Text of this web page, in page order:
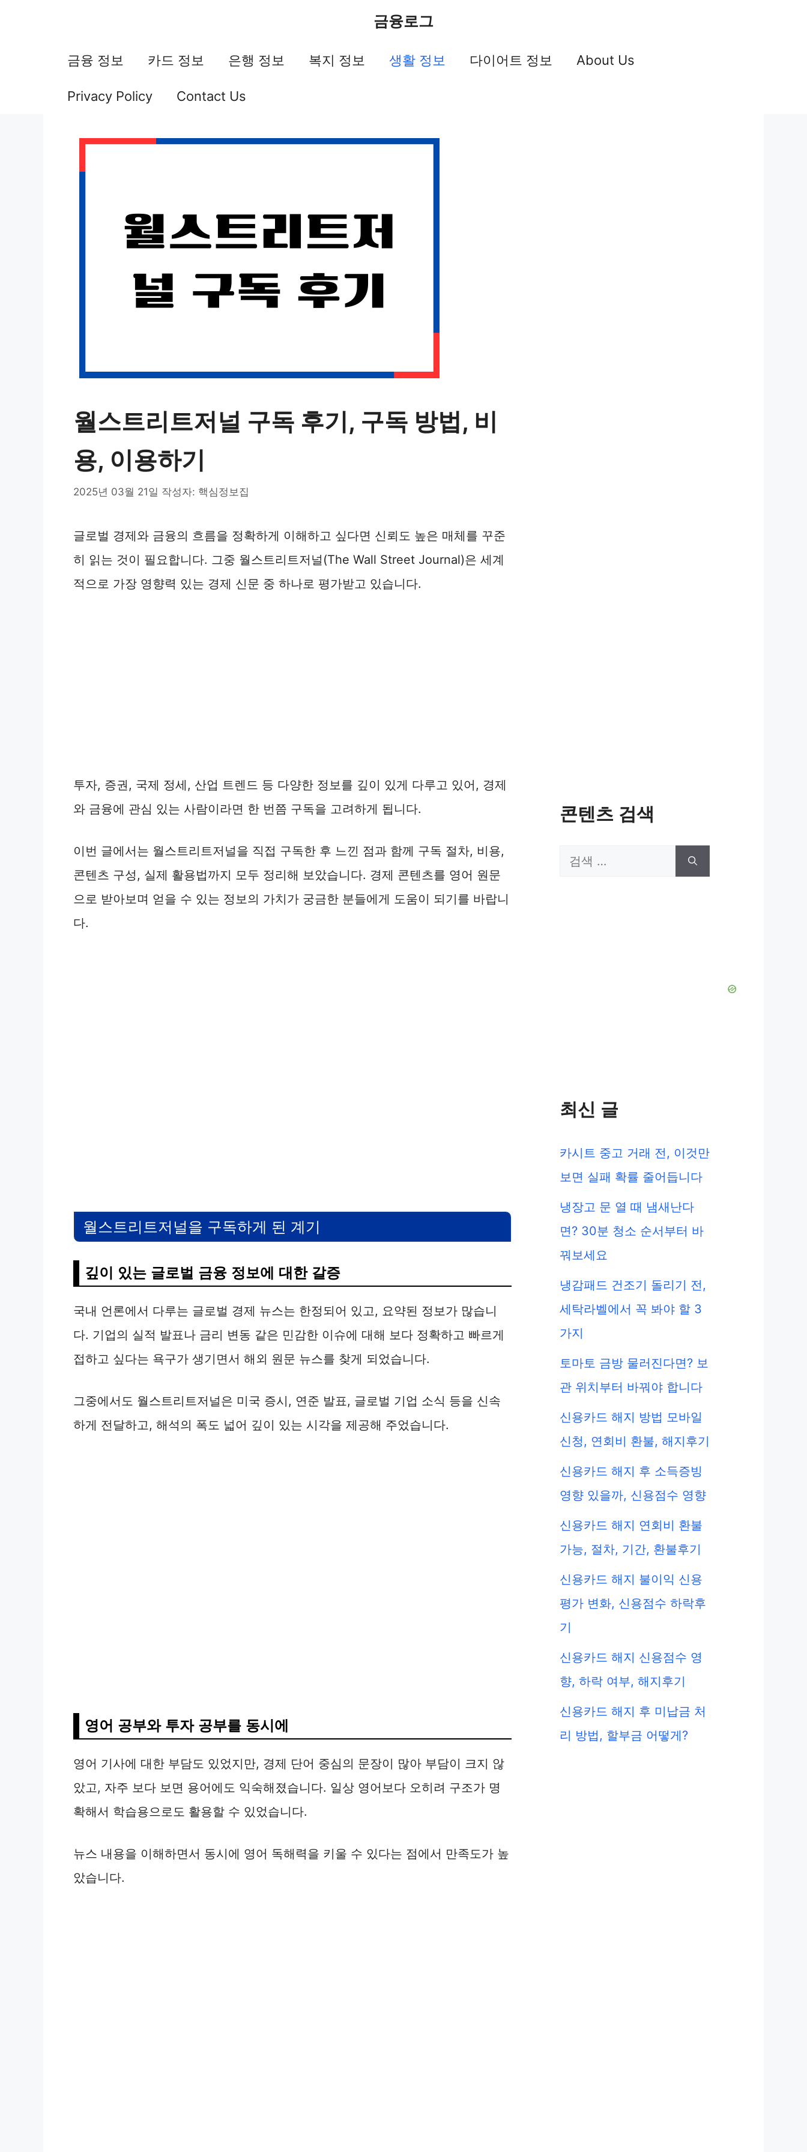
금융로그
금융 정보 카드 정보 은행 정보 복지 정보 생활 정보 다이어트 정보 About Us
Privacy Policy Contact Us
월스트리트저널 구독 후기, 구독 방법, 비
용, 이용하기
2025년 03월 21일 작성자: 핵심정보집
글로벌 경제와 금융의 흐름을 정확하게 이해하고 싶다면 신뢰도 높은 매체를 꾸준
히 읽는 것이 필요합니다. 그중 월스트리트저널(The Wall Street Journal)은 세계
적으로 가장 영향력 있는 경제 신문 중 하나로 평가받고 있습니다.
투자, 증권, 국제 정세, 산업 트렌드 등 다양한 정보를 깊이 있게 다루고 있어, 경제
와 금융에 관심 있는 사람이라면 한 번쯤 구독을 고려하게 됩니다.
이번 글에서는 월스트리트저널을 직접 구독한 후 느낀 점과 함께 구독 절차, 비용,
콘텐츠 구성, 실제 활용법까지 모두 정리해 보았습니다. 경제 콘텐츠를 영어 원문
으로 받아보며 얻을 수 있는 정보의 가치가 궁금한 분들에게 도움이 되기를 바랍니
다.
월스트리트저널을 구독하게 된 계기
깊이 있는 글로벌 금융 정보에 대한 갈증
국내 언론에서 다루는 글로벌 경제 뉴스는 한정되어 있고, 요약된 정보가 많습니
다. 기업의 실적 발표나 금리 변동 같은 민감한 이슈에 대해 보다 정확하고 빠르게
접하고 싶다는 욕구가 생기면서 해외 원문 뉴스를 찾게 되었습니다.
그중에서도 월스트리트저널은 미국 증시, 연준 발표, 글로벌 기업 소식 등을 신속
하게 전달하고, 해석의 폭도 넓어 깊이 있는 시각을 제공해 주었습니다.
영어 공부와 투자 공부를 동시에
영어 기사에 대한 부담도 있었지만, 경제 단어 중심의 문장이 많아 부담이 크지 않
았고, 자주 보다 보면 용어에도 익숙해졌습니다. 일상 영어보다 오히려 구조가 명
확해서 학습용으로도 활용할 수 있었습니다.
뉴스 내용을 이해하면서 동시에 영어 독해력을 키울 수 있다는 점에서 만족도가 높
았습니다.
콘텐츠 검색
검
최신 글
카시트 중고 거래 전, 이것만
보면 실패 확률 줄어듭니다
냉장고 문 열 때 냄새난다
면? 30분 청소 순서부터 바
꿔보세요
냉감패드 건조기 돌리기 전,
세탁라벨에서 꼭 봐야 할 3
가지
토마토 금방 물러진다면? 보
관 위치부터 바꿔야 합니다
신용카드 해지 방법 모바일
신청, 연회비 환불, 해지후기
신용카드 해지 후 소득증빙
영향 있을까, 신용점수 영향
신용카드 해지 연회비 환불
가능, 절차, 기간, 환불후기
신용카드 해지 불이익 신용
평가 변화, 신용점수 하락후
기
신용카드 해지 신용점수 영
향, 하락 여부, 해지후기
신용카드 해지 후 미납금 처
리 방법, 할부금 어떻게?